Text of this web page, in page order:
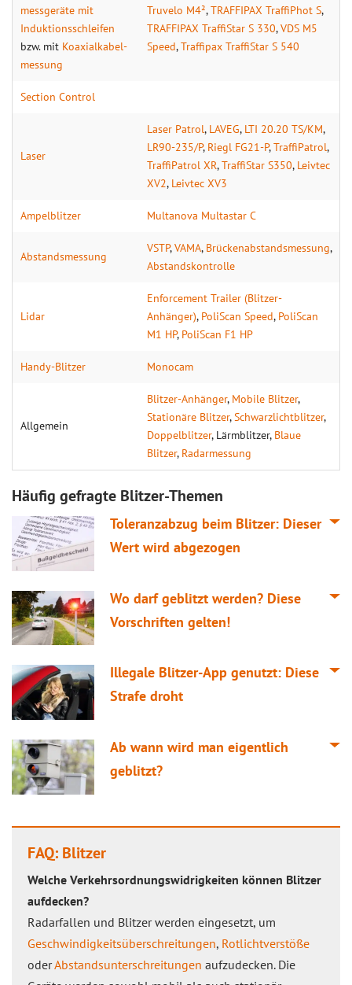
messgeräte mit
Induktions­schleifen
bzw. mit Koaxial­kabel­
messung
Truvelo M4²,TRAFFIPAX TraffiPhot S,
TRAFFIPAX TraffiStar S 330,VDS M5
Speed,Traffipax TraffiStar S 540
Section Control
Laser
Laser Patrol, LAVEG, LTI 20.20 TS/KM,
LR90-235/P, Riegl FG21-P,TraffiPatrol,
TraffiPatrol XR,TraffiStar S350, Leivtec
XV2, Leivtec XV3
Ampel­blitzer Multanova Multastar C
Abstands­messung
VSTP,VAMA, Brückenabstandsmessung,
Abstandskontrolle
Lidar
Enforcement Trailer (Blitzer-
Anhänger), PoliScan Speed, PoliScan
M1 HP, PoliScan F1 HP
Handy-Blitzer Monocam
Allgemein
Blitzer-Anhänger, Mobile Blitzer,
Stationäre Blitzer,Schwarzlichtblitzer,
Doppelblitzer, Lärmblitzer, Blaue
Blitzer, Radarmessung
Häufig gefragte Blitzer-Themen
Toleranzabzug beim Blitzer: Dieser
Wert wird abgezogen
Wo darf geblitzt werden? Diese
Vorschriften gelten!
Illegale Blitzer-App genutzt: Diese
Strafe droht
Ab wann wird man eigentlich
geblitzt?
FAQ: Blitzer
Welche Verkehrsordnungswidrigkeiten können Blitzer
aufdecken?
Radarfallen und Blitzer werden eingesetzt, um
Geschwindigkeitsüberschreitungen, Rotlichtverstöße
oderAbstandsunterschreitungen aufzudecken. Die